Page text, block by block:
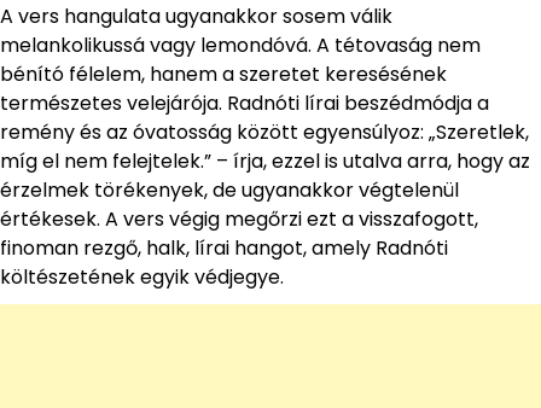
A vers hangulata ugyanakkor sosem válik
melankolikussá vagy lemondóvá. A tétovaság nem
bénító félelem, hanem a szeretet keresésének
természetes velejárója. Radnóti lírai beszédmódja a
remény és az óvatosság között egyensúlyoz: „Szeretlek,
míg el nem felejtelek.” – írja, ezzel is utalva arra, hogy az
érzelmek törékenyek, de ugyanakkor végtelenül
értékesek. A vers végig megőrzi ezt a visszafogott,
finoman rezgő, halk, lírai hangot, amely Radnóti
költészetének egyik védjegye.